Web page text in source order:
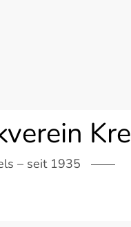
– seit 1935